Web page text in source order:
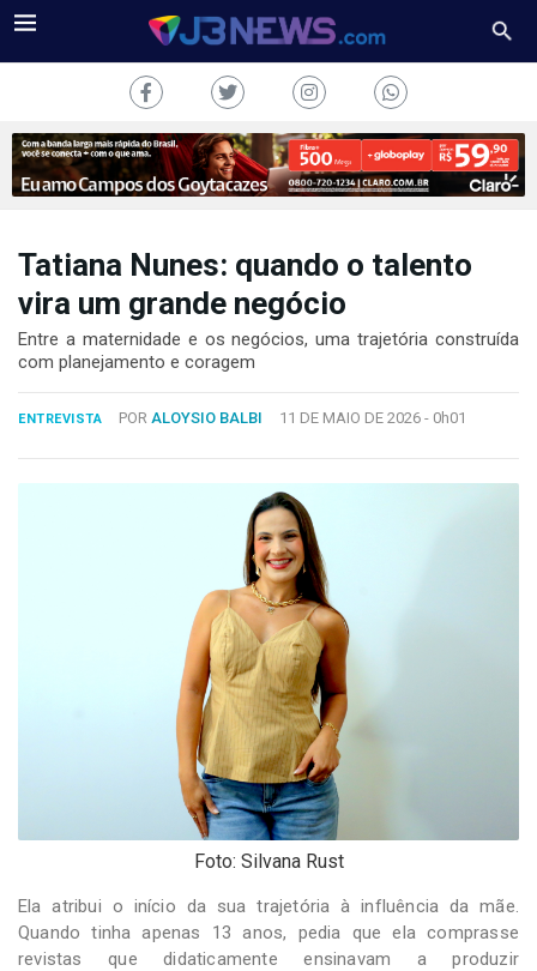
TV
CONOSCO
Tatiana Nunes: quando o talento
vira um grande negócio
Entre a maternidade e os negócios, uma trajetória construída
com planejamento e coragem
ENTREVISTA POR ALOYSIO BALBI 11 DE MAIO DE 2026 - 0h01
Foto: Silvana Rust
Ela atribui o início da sua trajetória à influência da mãe.
Quando tinha apenas 13 anos, pedia que ela comprasse
revistas que didaticamente ensinavam a produzir